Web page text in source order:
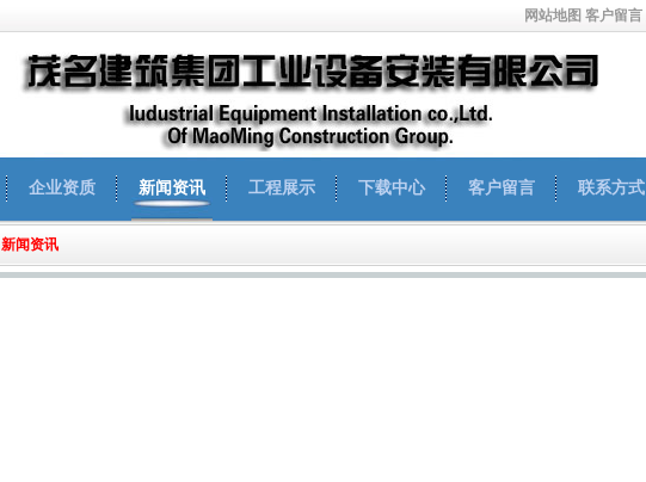
网站地图 客户留言
企业资质 新闻资讯 工程展示 下载中心 客户留言 联系方式
新闻资讯